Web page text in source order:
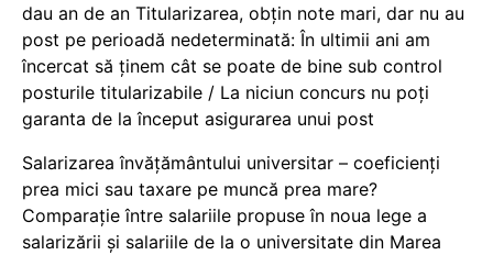
dau an de an Titularizarea, obțin note mari, dar nu au
post pe perioadă nedeterminată: În ultimii ani am
încercat să ținem cât se poate de bine sub control
posturile titularizabile / La niciun concurs nu poți
garanta de la început asigurarea unui post
Salarizarea învățământului universitar – coeficienți
prea mici sau taxare pe muncă prea mare?
Comparație între salariile propuse în noua lege a
salarizării și salariile de la o universitate din Marea